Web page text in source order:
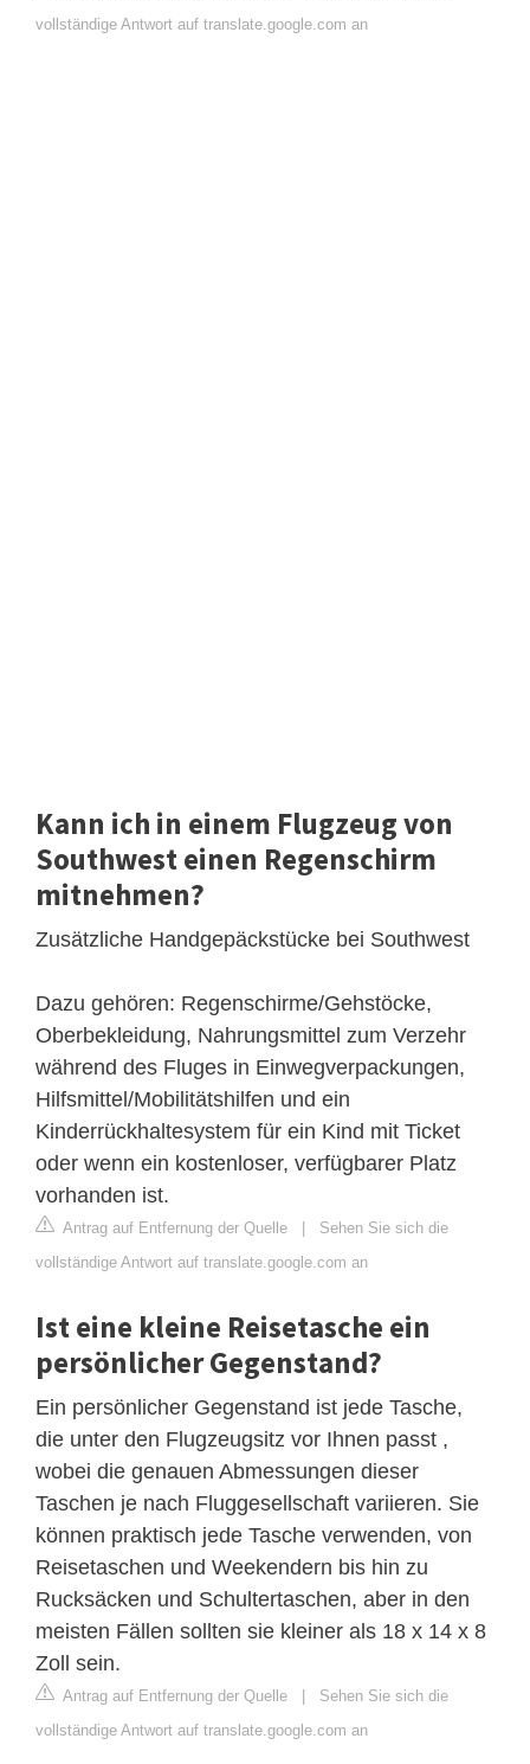
vollständige Antwort auf translate.google.com an
Kann ich in einem Flugzeug von
Southwest einen Regenschirm
mitnehmen?
Zusätzliche Handgepäckstücke bei Southwest
Dazu gehören: Regenschirme/Gehstöcke,
Oberbekleidung, Nahrungsmittel zum Verzehr
während des Fluges in Einwegverpackungen,
Hilfsmittel/Mobilitätshilfen und ein
Kinderrückhaltesystem für ein Kind mit Ticket
oder wenn ein kostenloser, verfügbarer Platz
vorhanden ist.
Antrag auf Entfernung der Quelle | Sehen Sie sich die
vollständige Antwort auf translate.google.com an
Ist eine kleine Reisetasche ein
persönlicher Gegenstand?
Ein persönlicher Gegenstand ist jede Tasche,
die unter den Flugzeugsitz vor Ihnen passt ,
wobei die genauen Abmessungen dieser
Taschen je nach Fluggesellschaft variieren. Sie
können praktisch jede Tasche verwenden, von
Reisetaschen und Weekendern bis hin zu
Rucksäcken und Schultertaschen, aber in den
meisten Fällen sollten sie kleiner als 18 x 14 x 8
Zoll sein.
Antrag auf Entfernung der Quelle | Sehen Sie sich die
vollständige Antwort auf translate.google.com an